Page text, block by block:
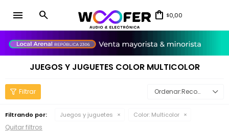
menu $0,00
JUEGOS Y JUGUETES COLOR MULTICOLOR
Recomendados
Filtrando por: Juegos y juguetes Color: Multicolor
Quitar filtros
close